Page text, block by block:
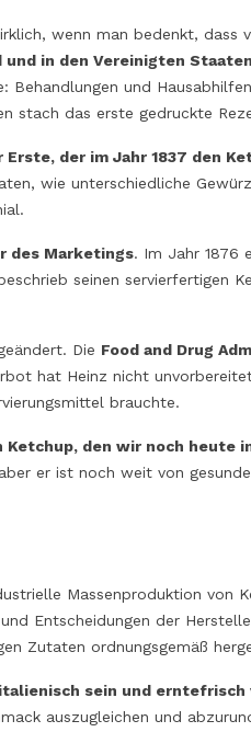
wenn man bedenkt, dass
und in den Vereinigten
Behandlungen und
stach das erste gedruckte
der im Jahr 1837 den
wie unterschiedliche
des Marketings. Im Jahr 1876
seinen servierfertigen
Die Food and Drug
hat Heinz nicht
brauchte.
den wir noch heute
er ist noch weit von
Massenproduktion
Entscheidungen der
Zutaten ordnungsgemäß
sein und
auszugleichen und